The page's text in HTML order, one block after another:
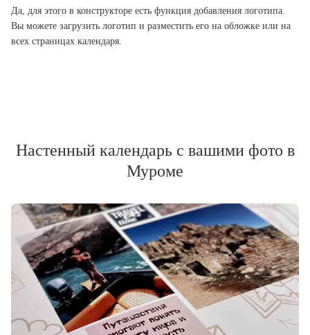
Да, для этого в конструкторе есть функция добавления логотипа.
Вы можете загрузить логотип и разместить его на обложке или на
всех страницах календаря.
Настенный календарь с вашими фото в
Муроме